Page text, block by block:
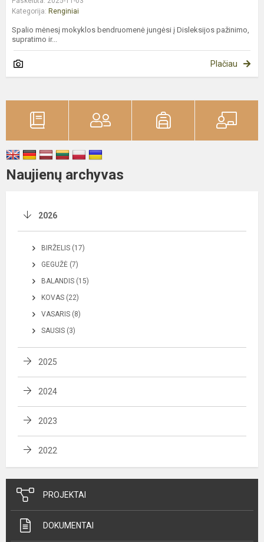
Kategorija: Renginiai
Spalio mėnesį mokyklos bendruomenė jungėsi į Disleksijos pažinimo,
supratimo ir...
Plačiau
Naujienų archyvas
2026
BIRŽELIS (17)
GEGUŽĖ (7)
BALANDIS (15)
KOVAS (22)
VASARIS (8)
SAUSIS (3)
2025
2024
2023
2022
PROJEKTAI
DOKUMENTAI